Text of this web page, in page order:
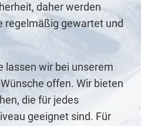
daher werden
regelmäßig gewartet und
lassen wir bei unserem
offen. Wir bieten
die für jedes
geeignet sind. Für